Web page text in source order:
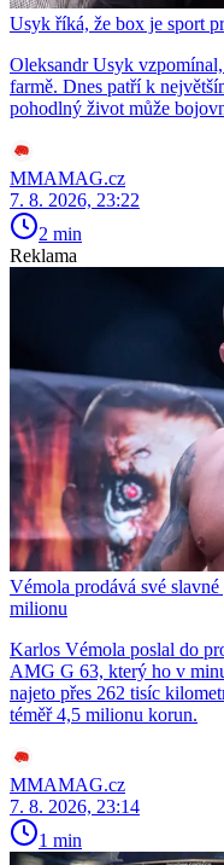
Usyk říká, že box je sport
Oleksandr Usyk
farmě. Dnes patří k
pohodlný život může
MMAMAG.cz
7. 8. 2026, 23:22
2 min
Reklama
Vémola prodává své
milionu
Karlos Vémola poslal do
AMG G 63, který ho v
najeto přes 262 tisíc
téměř 4,5 milionu korun.
MMAMAG.cz
7. 8. 2026, 23:14
1 min